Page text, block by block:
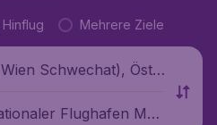
Hinflug Mehrere Ziele
Schwechat), Öste
Flughafen Mon